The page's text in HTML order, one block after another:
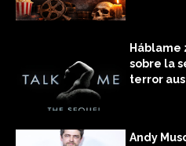
Háblame
sobre la
terror
Andy